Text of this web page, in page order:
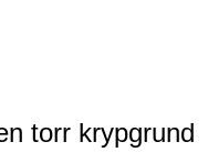
torr krypgrund